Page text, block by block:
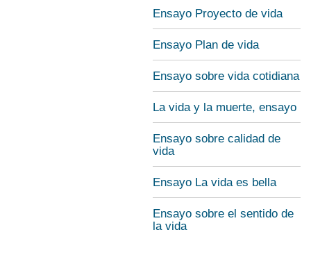
Ensayo Proyecto de vida
Ensayo Plan de vida
Ensayo sobre vida cotidiana
La vida y la muerte, ensayo
Ensayo sobre calidad de
vida
Ensayo La vida es bella
Ensayo sobre el sentido de
la vida